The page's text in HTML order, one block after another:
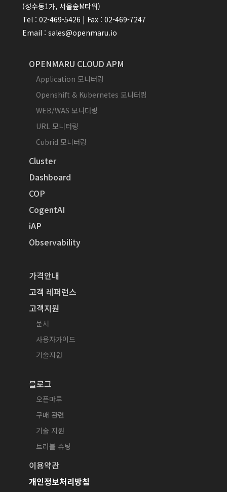
(성수동1가, 서울숲M타워)
Tel : 02-469-5426 | Fax : 02-469-7247
Email : sales@openmaru.io
OPENMARU CLOUD APM
Application 모니터링
Openshift & Kubernetes 모니터링
WEB/WAS 모니터링
URL 모니터링
Cubrid 모니터링
Cluster
Dashboard
COP
CogentAI
iAP
Observability
가격안내
고객 레퍼런스
고객지원
문서
사용자가이드
기술지원
블로그
오픈마루
구매 관련
기술 지원
트러블 슈팅
이용약관
개인정보처리방침